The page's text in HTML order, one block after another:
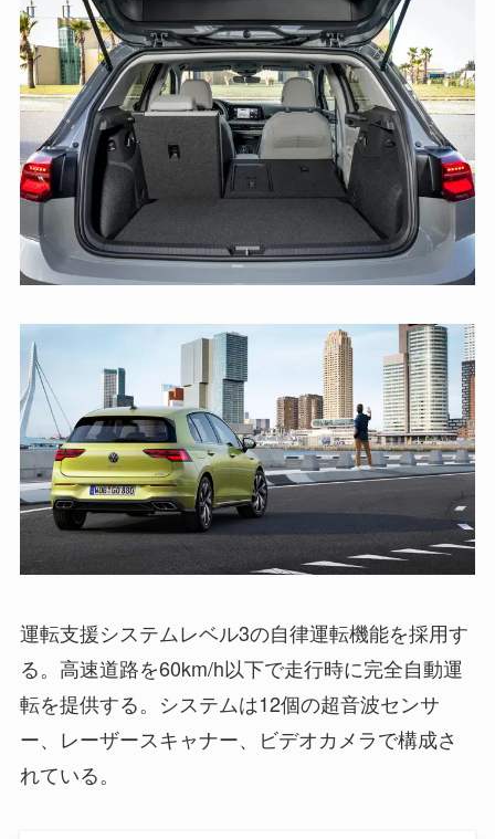
運転支援システムレベル3の自律運転機能を採用す
る。高速道路を60km/h以下で走行時に完全自動運
転を提供する。システムは12個の超音波センサ
ー、レーザースキャナー、ビデオカメラで構成さ
れている。